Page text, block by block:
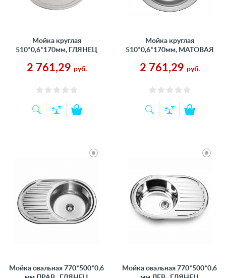
Мойка круглая
510*0,6*170мм, ГЛЯНЕЦ
2 761,29 руб.
Мойка круглая
510*0,6*170мм, МАТОВАЯ
2 761,29 руб.
Мойка овальная 770*500*0,6
Мойка овальная 770*500*0,6